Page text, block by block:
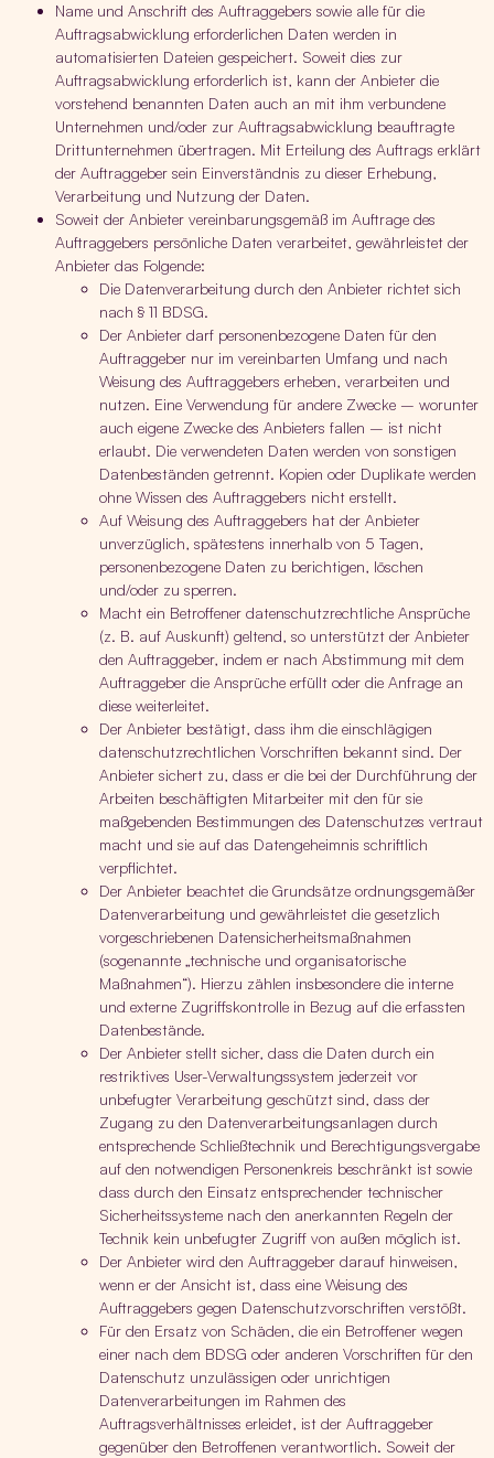
Name und Anschrift des Auftraggebers sowie alle für die
Auftragsabwicklung erforderlichen Daten werden in
automatisierten Dateien gespeichert. Soweit dies zur
Auftragsabwicklung erforderlich ist, kann der Anbieter die
vorstehend benannten Daten auch an mit ihm verbundene
Unternehmen und/oder zur Auftragsabwicklung beauftragte
Drittunternehmen übertragen. Mit Erteilung des Auftrags erklärt
der Auftraggeber sein Einverständnis zu dieser Erhebung,
Verarbeitung und Nutzung der Daten.
Soweit der Anbieter vereinbarungsgemäß im Auftrage des
Auftraggebers persönliche Daten verarbeitet, gewährleistet der
Anbieter das Folgende:
Die Datenverarbeitung durch den Anbieter richtet sich
nach § 11 BDSG.
Der Anbieter darf personenbezogene Daten für den
Auftraggeber nur im vereinbarten Umfang und nach
Weisung des Auftraggebers erheben, verarbeiten und
nutzen. Eine Verwendung für andere Zwecke – worunter
auch eigene Zwecke des Anbieters fallen – ist nicht
erlaubt. Die verwendeten Daten werden von sonstigen
Datenbeständen getrennt. Kopien oder Duplikate werden
ohne Wissen des Auftraggebers nicht erstellt.
Auf Weisung des Auftraggebers hat der Anbieter
unverzüglich, spätestens innerhalb von 5 Tagen,
personenbezogene Daten zu berichtigen, löschen
und/oder zu sperren.
Macht ein Betroffener datenschutzrechtliche Ansprüche
(z. B. auf Auskunft) geltend, so unterstützt der Anbieter
den Auftraggeber, indem er nach Abstimmung mit dem
Auftraggeber die Ansprüche erfüllt oder die Anfrage an
diese weiterleitet.
Der Anbieter bestätigt, dass ihm die einschlägigen
datenschutzrechtlichen Vorschriften bekannt sind. Der
Anbieter sichert zu, dass er die bei der Durchführung der
Arbeiten beschäftigten Mitarbeiter mit den für sie
maßgebenden Bestimmungen des Datenschutzes vertraut
macht und sie auf das Datengeheimnis schriftlich
verpflichtet.
Der Anbieter beachtet die Grundsätze ordnungsgemäßer
Datenverarbeitung und gewährleistet die gesetzlich
vorgeschriebenen Datensicherheitsmaßnahmen
(sogenannte „technische und organisatorische
Maßnahmen“). Hierzu zählen insbesondere die interne
und externe Zugriffskontrolle in Bezug auf die erfassten
Datenbestände.
Der Anbieter stellt sicher, dass die Daten durch ein
restriktives User-Verwaltungssystem jederzeit vor
unbefugter Verarbeitung geschützt sind, dass der
Zugang zu den Datenverarbeitungsanlagen durch
entsprechende Schließtechnik und Berechtigungsvergabe
auf den notwendigen Personenkreis beschränkt ist sowie
dass durch den Einsatz entsprechender technischer
Sicherheitssysteme nach den anerkannten Regeln der
Technik kein unbefugter Zugriff von außen möglich ist.
Der Anbieter wird den Auftraggeber darauf hinweisen,
wenn er der Ansicht ist, dass eine Weisung des
Auftraggebers gegen Datenschutzvorschriften verstößt.
Für den Ersatz von Schäden, die ein Betroffener wegen
einer nach dem BDSG oder anderen Vorschriften für den
Datenschutz unzulässigen oder unrichtigen
Datenverarbeitungen im Rahmen des
Auftragsverhältnisses erleidet, ist der Auftraggeber
gegenüber den Betroffenen verantwortlich. Soweit der